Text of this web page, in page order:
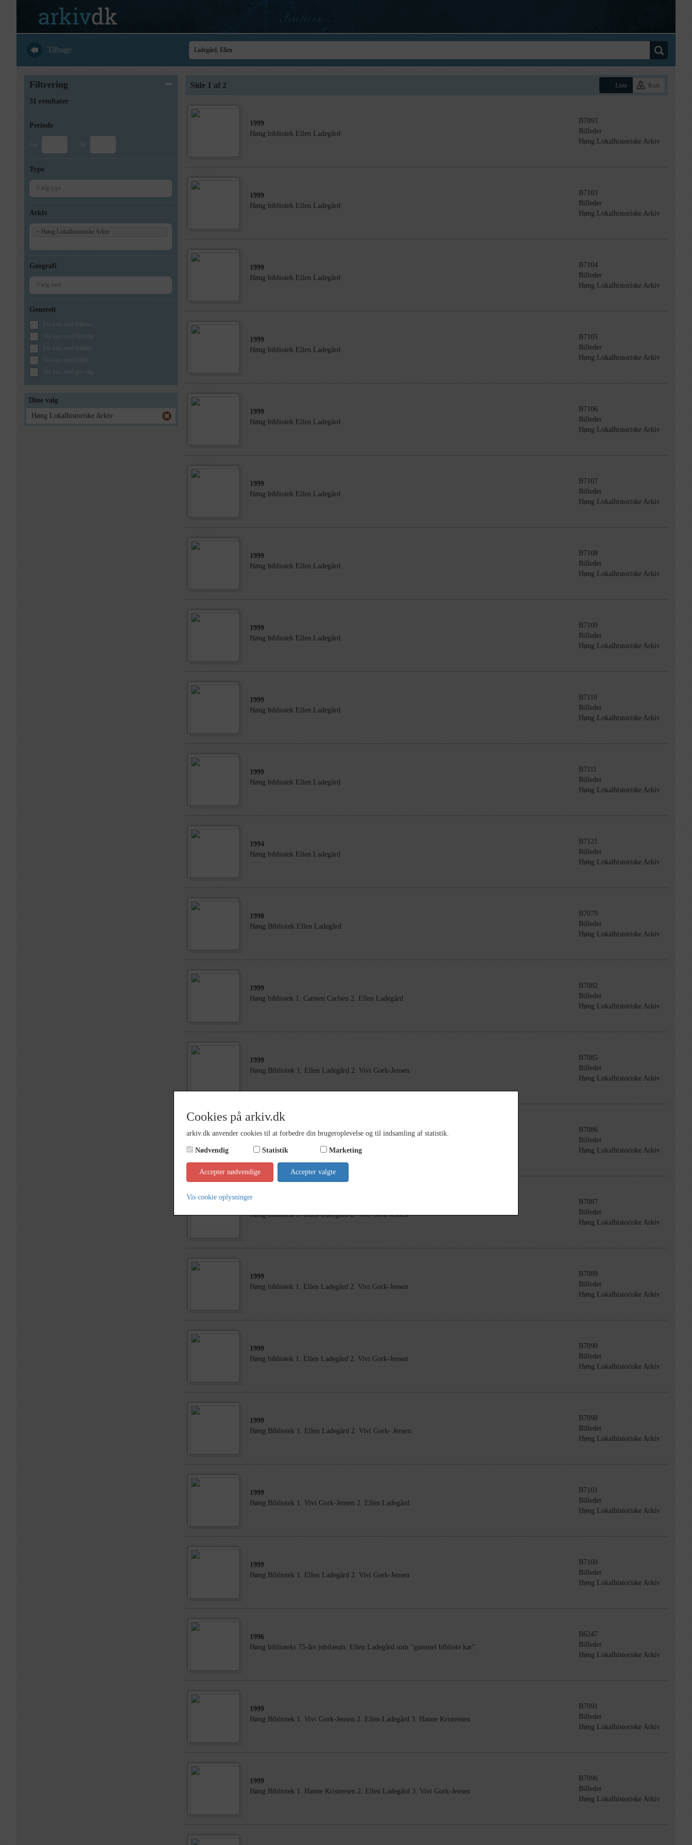
Tilbage
Filtrering
31 resultater
Periode
Fra Til
Type
Arkiv
× Høng Lokalhistoriske Arkiv
Geografi
Generelt
Vis kun med billeder
Vis kun med filmklip
Vis kun med lydklip
Vis kun med kilder
Vis kun med geo-tag
Dine valg
Høng Lokalhistoriske Arkiv
Side 1 af 2 Liste Kort
1999
Høng bibliotek Ellen Ladegård
B7093
Billeder
Høng Lokalhistoriske Arkiv
1999
Høng bibliotek Ellen Ladegård
B7103
Billeder
Høng Lokalhistoriske Arkiv
1999
Høng bibliotek Ellen Ladegård
B7104
Billeder
Høng Lokalhistoriske Arkiv
1999
Høng bibliotek Ellen Ladegård
B7105
Billeder
Høng Lokalhistoriske Arkiv
1999
Høng bibliotek Ellen Ladegård
B7106
Billeder
Høng Lokalhistoriske Arkiv
1999
Høng bibliotek Ellen Ladegård
B7107
Billeder
Høng Lokalhistoriske Arkiv
1999
Høng bibliotek Ellen Ladegård
B7108
Billeder
Høng Lokalhistoriske Arkiv
1999
Høng bibliotek Ellen Ladegård
B7109
Billeder
Høng Lokalhistoriske Arkiv
1999
Høng bibliotek Ellen Ladegård
B7110
Billeder
Høng Lokalhistoriske Arkiv
1999
Høng bibliotek Ellen Ladegård
B7111
Billeder
Høng Lokalhistoriske Arkiv
1994
Høng bibliotek Ellen Ladegård
B7121
Billeder
Høng Lokalhistoriske Arkiv
1998
Høng Bibliotek Ellen Ladegård
B7079
Billeder
Høng Lokalhistoriske Arkiv
1999
Høng bibliotek 1. Carsten Carlsen 2. Ellen Ladegård
B7082
Billeder
Høng Lokalhistoriske Arkiv
1999
Høng Bibliotek 1. Ellen Ladegård 2. Vivi Gork-Jensen
B7085
Billeder
Høng Lokalhistoriske Arkiv
1999
B7086
Billeder
Høng Lokalhistoriske Arkiv
Høng bibliotek 1. Ellen Ladegård 2. Vivi Gork Jensen
B7087
Billeder
Høng Lokalhistoriske Arkiv
1999
Høng bibliotek 1. Ellen Ladegård 2. Vivi Gork-Jensen
B7089
Billeder
Høng Lokalhistoriske Arkiv
1999
Høng bibliotek 1. Ellen Ladegård 2. Vivi Gork-Jensen
B7090
Billeder
Høng Lokalhistoriske Arkiv
1999
Høng Bibliotek 1. Ellen Ladegård 2. Vivi Gork- Jensen
B7098
Billeder
Høng Lokalhistoriske Arkiv
1999
Høng Bibliotek 1. Vivi Gork-Jensen 2. Ellen Ladegård
B7101
Billeder
Høng Lokalhistoriske Arkiv
1999
Høng Bibliotek 1. Ellen Ladegård 2. Vivi Gork-Jensen
B7100
Billeder
Høng Lokalhistoriske Arkiv
1996
Høng biblioteks 75-års jubilæum. Ellen Ladegård som "gammel bibliote kar".
B6247
Billeder
Høng Lokalhistoriske Arkiv
1999
Høng Bibliotek 1. Vivi Gork-Jensen 2. Ellen Ladegård 3. Hanne Kristensen
B7091
Billeder
Høng Lokalhistoriske Arkiv
1999
Høng Bibliotek 1. Hanne Kristensen 2. Ellen Ladegård 3. Vivi Gork-Jensen
B7096
Billeder
Høng Lokalhistoriske Arkiv
Cookies på arkiv.dk
arkiv.dk anvender cookies til at forbedre din brugeroplevelse og til indsamling af statistik.
Nødvendig Statistik Marketing
Accepter nødvendige Accepter valgte
Vis cookie oplysninger